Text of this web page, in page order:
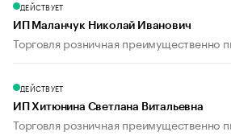
ДЕЙСТВУЕТ
ИП Маланчук Николай Иванович
Торговля розничная преимущественно
ДЕЙСТВУЕТ
ИП Хитюнина Светлана Витальевна
Торговля розничная преимущественно